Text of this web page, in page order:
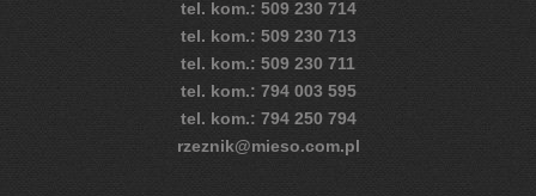
tel. kom.: 509 230 714
tel. kom.: 509 230 713
tel. kom.: 509 230 711
tel. kom.: 794 003 595
tel. kom.: 794 250 794
rzeznik@mieso.com.pl